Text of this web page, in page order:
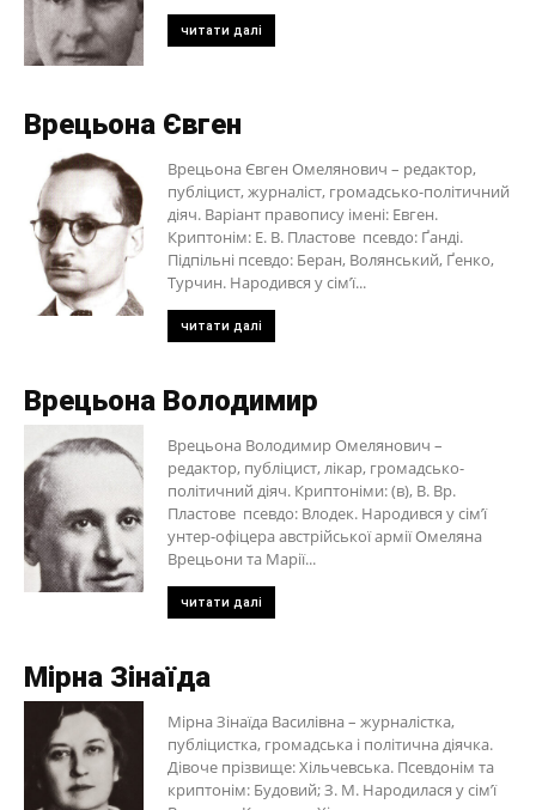
читати далі
Врецьона Євген
Врецьона Євген Омелянович – редактор,
публіцист, журналіст, громадсько-політичний
діяч. Варіант правопису імені: Евген.
Криптонім: Е. В. Пластове псевдо: Ґанді.
Підпільні псевдо: Беран, Волянський, Ґенко,
Турчин. Народився у сім’ї...
читати далі
Врецьона Володимир
Врецьона Володимир Омелянович –
редактор, публіцист, лікар, громадсько-
політичний діяч. Криптоніми: (в), В. Вр.
Пластове псевдо: Влодек. Народився у сім’ї
унтер-офіцера австрійської армії Омеляна
Врецьони та Марії...
читати далі
Мірна Зінаїда
Мірна Зінаїда Василівна – журналістка,
публіцистка, громадська і політична діячка.
Дівоче прізвище: Хільчевська. Псевдонім та
криптонім: Будовий; З. М. Народилася у сім’ї